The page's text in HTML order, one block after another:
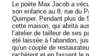
Le poète Max Jacob a
son enfance au 8, rue du
Quimper. Pendant plus de
cette maison, qui abrita
l’atelier de tailleur de ses
été laissée à l’abandon,
qu'un couple de